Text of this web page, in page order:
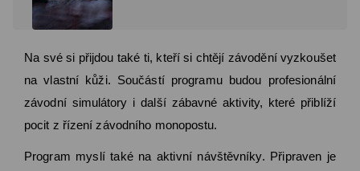
Na své si přijdou také ti, kteří si chtějí závodění vyzkoušet
na vlastní kůži. Součástí programu budou profesionální
závodní simulátory i další zábavné aktivity, které přiblíží
pocit z řízení závodního monopostu.
Program myslí také na aktivní návštěvníky. Připraven je